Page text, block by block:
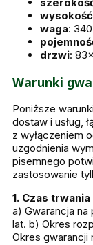
wysokość
waga:
drzwi:
Warunki
Poniższe
dostaw i usług,
z wyłączeniem
uzgodnienia
pisemnego
zastosowanie
1. Czas
a) Gwarancja
lat. b) Okres
Okres gwarancji